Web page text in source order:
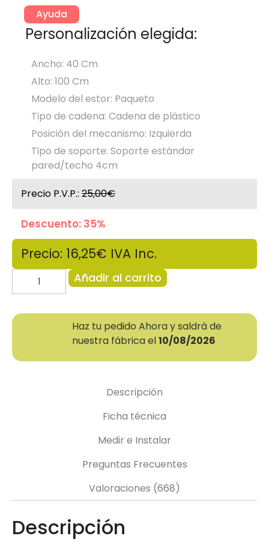
Ayuda
Personalización elegida:
Ancho: 40 Cm
Alto: 100 Cm
Modelo del estor: Paqueto
Tipo de cadena: Cadena de plástico
Posición del mecanismo: Izquierda
Tipo de soporte: Soporte estándar
pared/techo 4cm
Precio P.V.P.: 25,00€
Descuento: 35%
Precio: 16,25€ IVA Inc.
Añadir al carrito
Haz tu pedido Ahora y saldrá de
nuestra fábrica el10/08/2026
Descripción
Ficha técnica
Medir e Instalar
Preguntas Frecuentes
Valoraciones (668)
Descripción